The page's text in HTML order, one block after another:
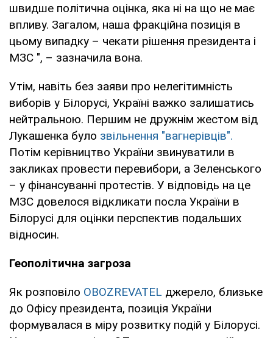
швидше політична оцінка, яка ні на що не має
впливу. Загалом, наша фракційна позиція в
цьому випадку – чекати рішення президента і
МЗС ", – зазначила вона.
Утім, навіть без заяви про нелегітимність
виборів у Білорусі, Україні важко залишатись
нейтральною. Першим не дружнім жестом від
Лукашенка було звільнення "вагнерівців".
Потім керівництво України звинуватили в
закликах провести перевибори, а Зеленського
– у фінансуванні протестів. У відповідь на це
МЗС довелося відкликати посла України в
Білорусі для оцінки перспектив подальших
відносин.
Геополітична загроза
Як розповіло OBOZREVATEL джерело, близьке
до Офісу президента, позиція України
формувалася в міру розвитку подій у Білорусі.